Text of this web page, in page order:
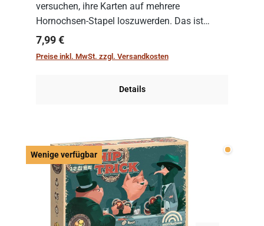
versuchen, ihre Karten auf mehrere
Hornochsen-Stapel loszuwerden. Das ist
kniffliger als gedacht, denn die Differenz
zwischen ausgespielter Karte und der
Regulärer Preis:
7,99 €
Preise inkl. MwSt. zzgl. Versandkosten
Details
Wenige verfügbar Wenige